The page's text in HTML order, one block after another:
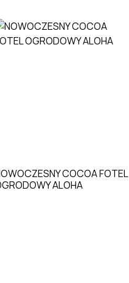
COCOA FOTEL
ALOHA